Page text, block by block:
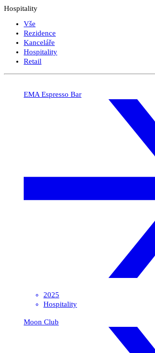
Hospitality
Vše
Rezidence
Kanceláře
Hospitality
Retail
EMA Espresso Bar
2025
Hospitality
Moon Club